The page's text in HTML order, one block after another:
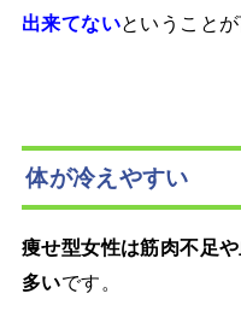
出来てないということが
体が冷えやすい
痩せ型女性は筋肉不足
多いです。